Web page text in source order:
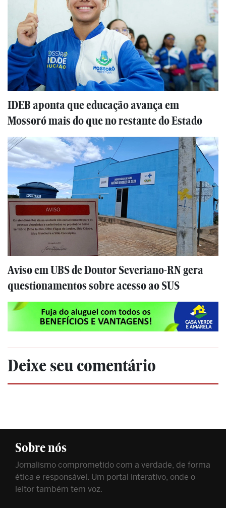
IDEB aponta que educação avança em
Mossoró mais do que no restante do Estado
Aviso em UBS de Doutor Severiano-RN gera
questionamentos sobre acesso ao SUS
Deixe seu comentário
Sobre nós
Jornalismo comprometido com a verdade, de forma
ética e responsável. Um portal interativo, onde o
leitor também tem voz.